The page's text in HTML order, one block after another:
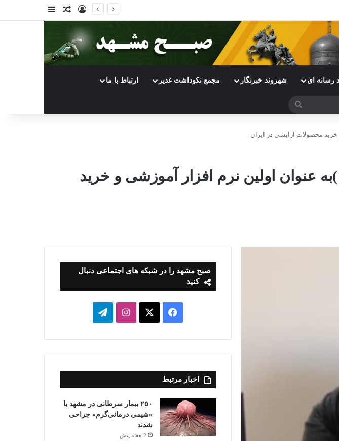
ورودنوشته تصادفی
سایدبار
رسانه ای شهروند خبرنگار مجمع نکوداشت غدیر ارتباط با ما
جستجو
خرید محصولات آرایشی در ایران
عنوان اولین نرم افزار آموزشی و خرید
صبح مشهد را در شبکه های اجتماعی دنبال
کنید
فیسبوک ایکساینستاگرامتلگرام
اخبار مرتبط
۲۵۰ بیمار سرطانی در مشهد با
«شیمی درمانی‌گرم» جراحی
شدند
2 هفته پیش